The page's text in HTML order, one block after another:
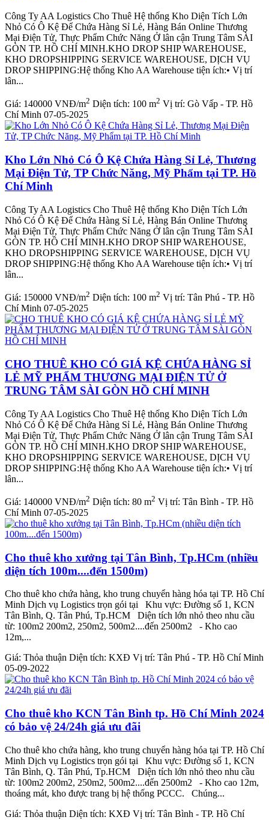
Công Ty AA Logistics Cho Thuê Hệ thống Kho Diện Tích Lớn
Nhỏ Có Ô Kệ Để Chứa Hàng Sỉ Lẻ, Hàng Bán Online Thương
Mại Điện Tử, Thực Phẩm Chức Năng Ở lân cận Trung Tâm SÀI
GÒN TP. HỒ CHÍ MINH.KHO DROP SHIP WAREHOUSE,
KHO DROPSHIPPING SERVICE WAREHOUSE, DỊCH VỤ
DROP SHIPPING:Hệ thống Kho AA Warehouse tiện ích:• Vị trí
lân...
Giá: 140000 VNĐ/m2 Diện tích: 100 m2 Vị trí: Gò Vấp - TP. Hồ
Chí Minh 07-05-2025
Kho Lớn Nhỏ Có Ô Kệ Chứa Hàng Sỉ Lẻ, Thương
Mại Điện Tử, TP Chức Năng, Mỹ Phẩm tại TP. Hồ
Chí Minh
Công Ty AA Logistics Cho Thuê Hệ thống Kho Diện Tích Lớn
Nhỏ Có Ô Kệ Để Chứa Hàng Sỉ Lẻ, Hàng Bán Online Thương
Mại Điện Tử, Thực Phẩm Chức Năng Ở lân cận Trung Tâm SÀI
GÒN TP. HỒ CHÍ MINH.KHO DROP SHIP WAREHOUSE,
KHO DROPSHIPPING SERVICE WAREHOUSE, DỊCH VỤ
DROP SHIPPING:Hệ thống Kho AA Warehouse tiện ích:• Vị trí
lân...
Giá: 150000 VNĐ/m2 Diện tích: 100 m2 Vị trí: Tân Phú - TP. Hồ
Chí Minh 07-05-2025
CHO THUÊ KHO CÓ GIÁ KỆ CHỨA HÀNG SỈ
LẺ MỸ PHẨM THƯƠNG MẠI ĐIỆN TỬ Ở
TRUNG TÂM SÀI GÒN HỒ CHÍ MINH
Công Ty AA Logistics Cho Thuê Hệ thống Kho Diện Tích Lớn
Nhỏ Có Ô Kệ Để Chứa Hàng Sỉ Lẻ, Hàng Bán Online Thương
Mại Điện Tử, Thực Phẩm Chức Năng Ở lân cận Trung Tâm SÀI
GÒN TP. HỒ CHÍ MINH.KHO DROP SHIP WAREHOUSE,
KHO DROPSHIPPING SERVICE WAREHOUSE, DỊCH VỤ
DROP SHIPPING:Hệ thống Kho AA Warehouse tiện ích:• Vị trí
lân...
Giá: 140000 VNĐ/m2 Diện tích: 80 m2 Vị trí: Tân Bình - TP. Hồ
Chí Minh 07-05-2025
Cho thuê kho xưởng tại Tân Bình, Tp.HCm (nhiều
diện tích 100m....đến 1500m)
Cho thuê kho chứa hàng, kho trung chuyển hàng hóa tại TP. Hồ Chí
Minh Dịch vụ Logistics trọn gói tại Khu vực: Đường số 1, KCN
Tân Bình, Q. Tân Phú, Tp.HCM Diện tích lớn nhỏ theo nhu cầu
từ: 100m2 200m2, 250m2, 500m2....đến 2500m2 - Kho cao
12m,...
Giá: Thỏa thuận Diện tích: KXĐ Vị trí: Tân Phú - TP. Hồ Chí Minh
05-09-2022
Cho thuê kho KCN Tân Bình tp. Hồ Chí Minh 2024
có bảo vệ 24/24h giá ưu đãi
Cho thuê kho chứa hàng, kho trung chuyển hàng hóa tại TP. Hồ Chí
Minh Dịch vụ Logistics trọn gói tại Khu vực: Đường số 1, KCN
Tân Bình, Q. Tân Phú, Tp.HCM Diện tích lớn nhỏ theo nhu cầu
từ: 100m2 200m2, 250m2, 500m2....đến 2500m2 - Kho cao 12m,
thoáng mát, kho được trang bị hệ thống PCCC. Chúng...
Giá: Thỏa thuận Diện tích: KXĐ Vị trí: Tân Bình - TP. Hồ Chí